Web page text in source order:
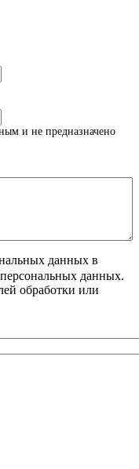
и не предназначено
форматах
данных в
данных.
обработки или